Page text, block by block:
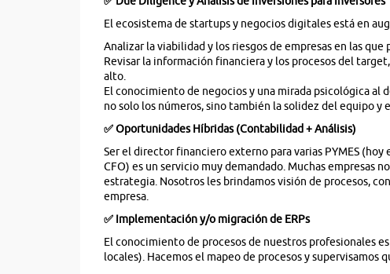
El ecosistema de startups y negocios digitales está en
Analizar la viabilidad y los riesgos de empresas en las que
Revisar la información financiera y los procesos del
alto.
El conocimiento de negocios y una mirada psicológica
no solo los números, sino también la solidez del equipo y
✅ Oportunidades Híbridas (Contabilidad + Análisis)
Ser el director financiero externo para varias PYMES
CFO) es un servicio muy demandado. Muchas empresas
estrategia. Nosotros les brindamos visión de procesos,
empresa.
✅ Implementación y/o migración de ERPs
El conocimiento de procesos de nuestros profesionales
locales). Hacemos el mapeo de procesos y